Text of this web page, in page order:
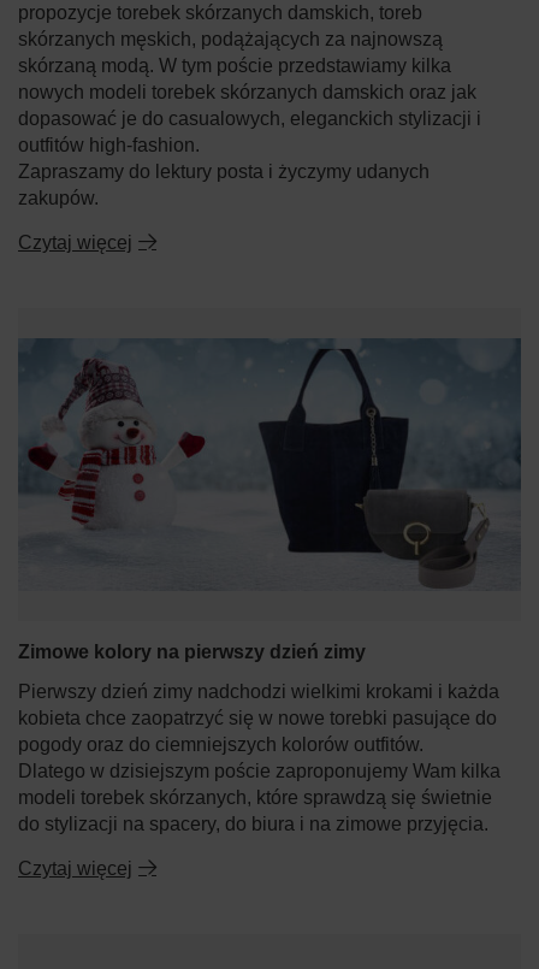
propozycje torebek skórzanych damskich, toreb
skórzanych męskich, podążających za najnowszą
skórzaną modą. W tym poście przedstawiamy kilka
nowych modeli torebek skórzanych damskich oraz jak
dopasować je do casualowych, eleganckich stylizacji i
outfitów high-fashion.
Zapraszamy do lektury posta i życzymy udanych
zakupów.
Czytaj więcej
Zimowe kolory na pierwszy dzień zimy
Pierwszy dzień zimy nadchodzi wielkimi krokami i każda
kobieta chce zaopatrzyć się w nowe torebki pasujące do
pogody oraz do ciemniejszych kolorów outfitów.
Dlatego w dzisiejszym poście zaproponujemy Wam kilka
modeli torebek skórzanych, które sprawdzą się świetnie
do stylizacji na spacery, do biura i na zimowe przyjęcia.
Czytaj więcej